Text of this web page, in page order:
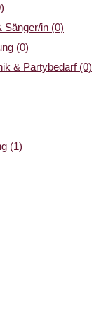
Sänger/in (0)
(0)
& Partybedarf (0)
(1)